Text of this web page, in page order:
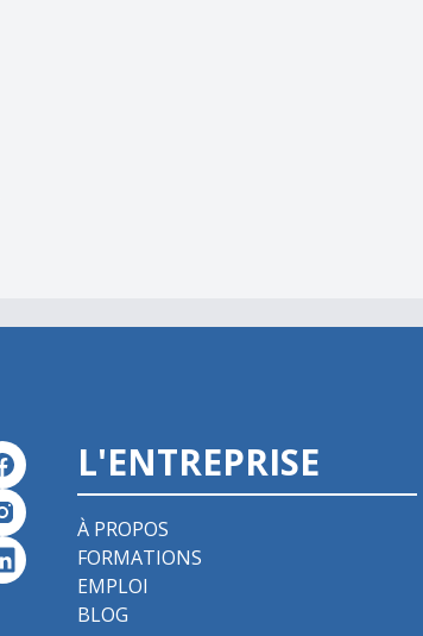
L'ENTREPRISE
À PROPOS
FORMATIONS
EMPLOI
BLOG